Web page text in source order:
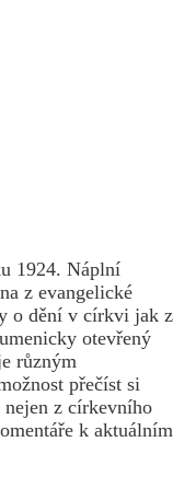
1924. Náplní
z evangelické
o dění v církvi jak z
otevřený
různým
přečíst si
z církevního
k aktuálním